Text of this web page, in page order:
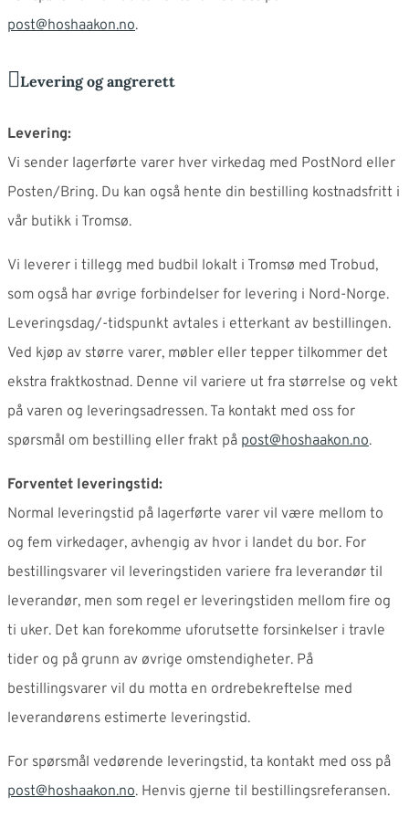
post@hoshaakon.no.
Levering og angrerett
Levering:
Vi sender lagerførte varer hver virkedag med PostNord eller
Posten/Bring. Du kan også hente din bestilling kostnadsfritt i
vår butikk i Tromsø.
Vi leverer i tillegg med budbil lokalt i Tromsø med Trobud,
som også har øvrige forbindelser for levering i Nord-Norge.
Leveringsdag/-tidspunkt avtales i etterkant av bestillingen.
Ved kjøp av større varer, møbler eller tepper tilkommer det
ekstra fraktkostnad. Denne vil variere ut fra størrelse og vekt
på varen og leveringsadressen. Ta kontakt med oss for
spørsmål om bestilling eller frakt på post@hoshaakon.no.
Forventet leveringstid:
Normal leveringstid på lagerførte varer vil være mellom to
og fem virkedager, avhengig av hvor i landet du bor. For
bestillingsvarer vil leveringstiden variere fra leverandør til
leverandør, men som regel er leveringstiden mellom fire og
ti uker. Det kan forekomme uforutsette forsinkelser i travle
tider og på grunn av øvrige omstendigheter. På
bestillingsvarer vil du motta en ordrebekreftelse med
leverandørens estimerte leveringstid.
For spørsmål vedørende leveringstid, ta kontakt med oss på
post@hoshaakon.no. Henvis gjerne til bestillingsreferansen.